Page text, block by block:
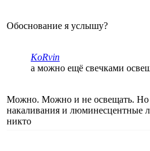
Обоснование я услышу?
KoRvin
а можно ещё свечками
Можно. Можно и не освещать. Но
накаливания и люминесцентные
никто